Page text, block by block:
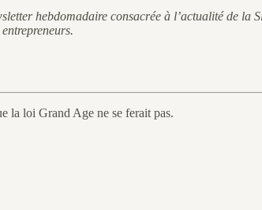
hebdomadaire consacrée à l’actualité de
la loi Grand Age ne se ferait pas.